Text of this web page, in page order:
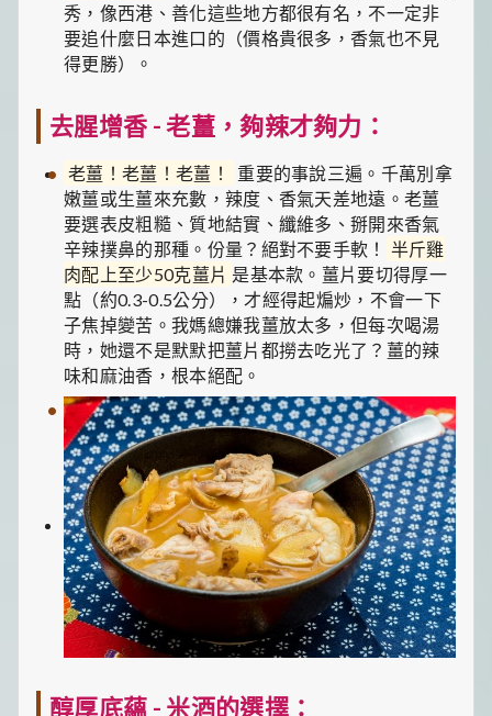
秀，像西港、善化這些地方都很有名，不一定非
要追什麼日本進口的（價格貴很多，香氣也不見
得更勝）。
去腥增香 - 老薑，夠辣才夠力：
老薑！老薑！老薑！
重要的事說三遍。千萬別拿
嫩薑或生薑來充數，辣度、香氣天差地遠。老薑
要選表皮粗糙、質地結實、纖維多、掰開來香氣
辛辣撲鼻的那種。份量？絕對不要手軟！
半斤雞
肉配上至少50克薑片 是基本款。薑片要切得厚一
點（約0.3-0.5公分），才經得起煸炒，不會一下
子焦掉變苦。我媽總嫌我薑放太多，但每次喝湯
時，她還不是默默把薑片都撈去吃光了？薑的辣
味和麻油香，根本絕配。
醇厚底蘊 - 米酒的選擇：